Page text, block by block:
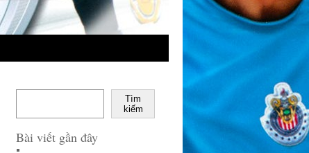
Tìm
kiếm
Bài viết gần đây